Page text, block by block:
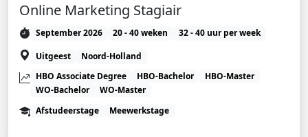
Online Marketing Stagiair
September 2026 20 - 40 weken
32 - 40 uur per week
Uitgeest
Noord-Holland
HBO Associate Degree
HBO-Bachelor
HBO-Master
WO-Bachelor
WO-Master
Afstudeerstage
Meewerkstage